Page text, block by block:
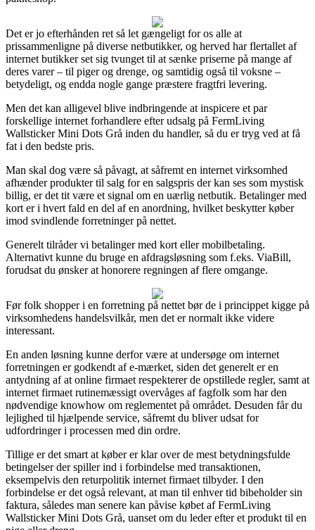
Det er jo efterhånden ret så let gængeligt for os alle at
prissammenligne på diverse netbutikker, og herved har flertallet af
internet butikker set sig tvunget til at sænke priserne på mange af
deres varer – til piger og drenge, og samtidig også til voksne –
betydeligt, og endda nogle gange præstere fragtfri levering.
Men det kan alligevel blive indbringende at inspicere et par
forskellige internet forhandlere efter udsalg på FermLiving
Wallsticker Mini Dots Grå inden du handler, så du er tryg ved at få
fat i den bedste pris.
Man skal dog være så påvagt, at såfremt en internet virksomhed
afhænder produkter til salg for en salgspris der kan ses som mystisk
billig, er det tit være et signal om en uærlig netbutik. Betalinger med
kort er i hvert fald en del af en anordning, hvilket beskytter køber
imod svindlende forretninger på nettet.
Generelt tilråder vi betalinger med kort eller mobilbetaling.
Alternativt kunne du bruge en afdragsløsning som f.eks. ViaBill,
forudsat du ønsker at honorere regningen af flere omgange.
Før folk shopper i en forretning på nettet bør de i princippet kigge på
virksomhedens handelsvilkår, men det er normalt ikke videre
interessant.
En anden løsning kunne derfor være at undersøge om internet
forretningen er godkendt af e-mærket, siden det generelt er en
antydning af at online firmaet respekterer de opstillede regler, samt at
internet firmaet rutinemæssigt overvåges af fagfolk som har den
nødvendige knowhow om reglementet på området. Desuden får du
lejlighed til hjælpende service, såfremt du bliver udsat for
udfordringer i processen med din ordre.
Tillige er det smart at køber er klar over de mest betydningsfulde
betingelser der spiller ind i forbindelse med transaktionen,
eksempelvis den returpolitik internet firmaet tilbyder. I den
forbindelse er det også relevant, at man til enhver tid bibeholder sin
faktura, således man senere kan påvise købet af FermLiving
Wallsticker Mini Dots Grå, uanset om du leder efter et produkt til en